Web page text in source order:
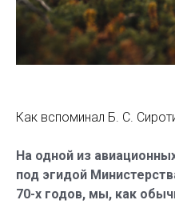
Как вспоминал Б. С.
На одной из
под эгидой
70-х годов, мы, как